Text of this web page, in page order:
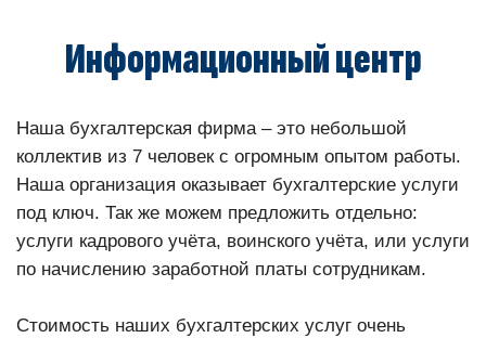
Информационный центр
Наша бухгалтерская фирма – это небольшой
коллектив из 7 человек с огромным опытом работы.
Наша организация оказывает бухгалтерские услуги
под ключ. Так же можем предложить отдельно:
услуги кадрового учёта, воинского учёта, или услуги
по начислению заработной платы сотрудникам.
Стоимость наших бухгалтерских услуг очень